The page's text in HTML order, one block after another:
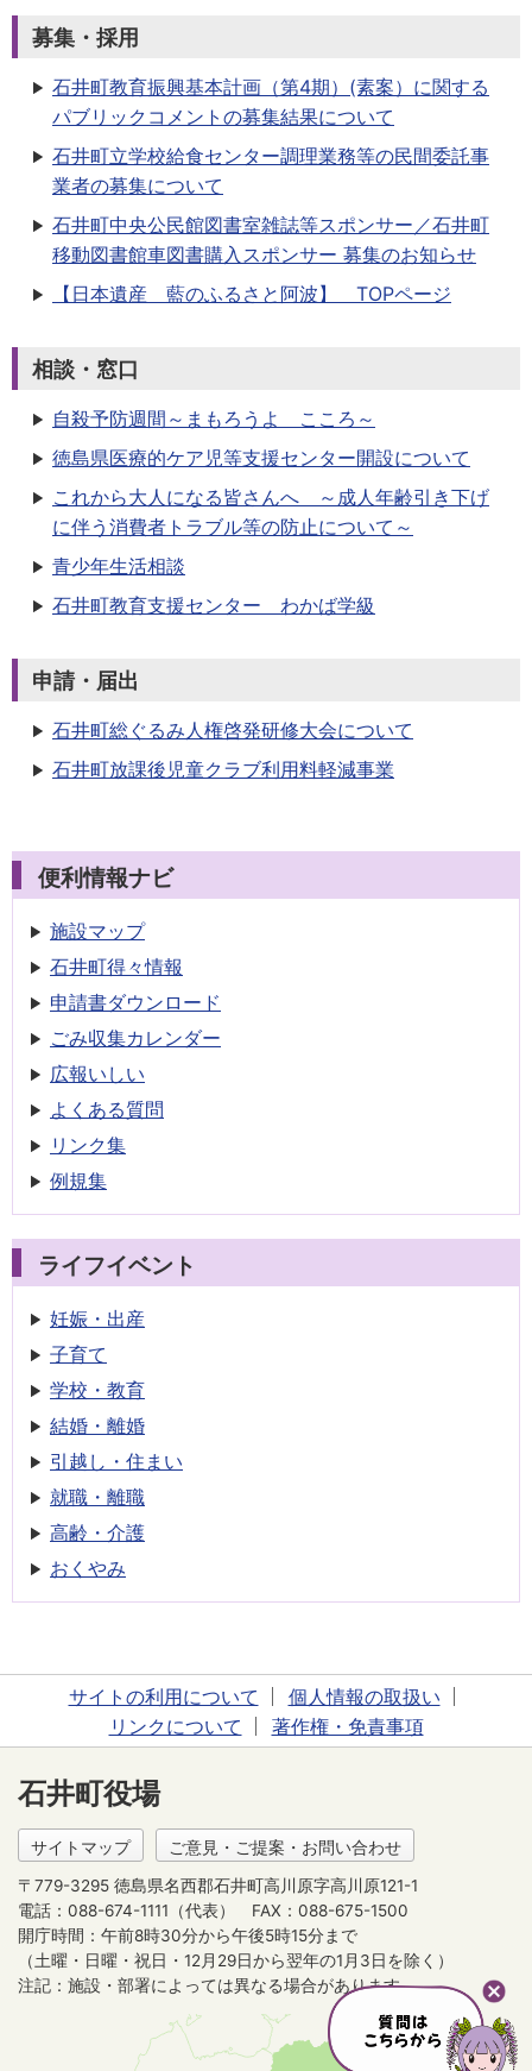
募集・採用
石井町教育振興基本計画（第4期）(素案）に関する
パブリックコメントの募集結果について
石井町立学校給食センター調理業務等の民間委託事
業者の募集について
石井町中央公民館図書室雑誌等スポンサー／石井町
移動図書館車図書購入スポンサー 募集のお知らせ
【日本遺産 藍のふるさと阿波】 TOPページ
相談・窓口
自殺予防週間～まもろうよ こころ～
徳島県医療的ケア児等支援センター開設について
これから大人になる皆さんへ ～成人年齢引き下げ
に伴う消費者トラブル等の防止について～
青少年生活相談
石井町教育支援センター わかば学級
申請・届出
石井町総ぐるみ人権啓発研修大会について
石井町放課後児童クラブ利用料軽減事業
便利情報ナビ
施設マップ
石井町得々情報
申請書ダウンロード
ごみ収集カレンダー
広報いしい
よくある質問
リンク集
例規集
ライフイベント
妊娠・出産
子育て
学校・教育
結婚・離婚
引越し・住まい
就職・離職
高齢・介護
おくやみ
サイトの利用について
個人情報の取扱い
リンクについて
著作権・免責事項
石井町役場
サイトマップ ご意見・ご提案・お問い合わせ
〒779-3295 徳島県名西郡石井町高川原字高川原121-1
電話：088-674-1111（代表）
FAX：088-675-1500
開庁時間：午前8時30分から午後5時15分まで
（土曜・日曜・祝日・12月29日から翌年の1月3日を除く）
注記：施設・部署によっては異なる場合があります。